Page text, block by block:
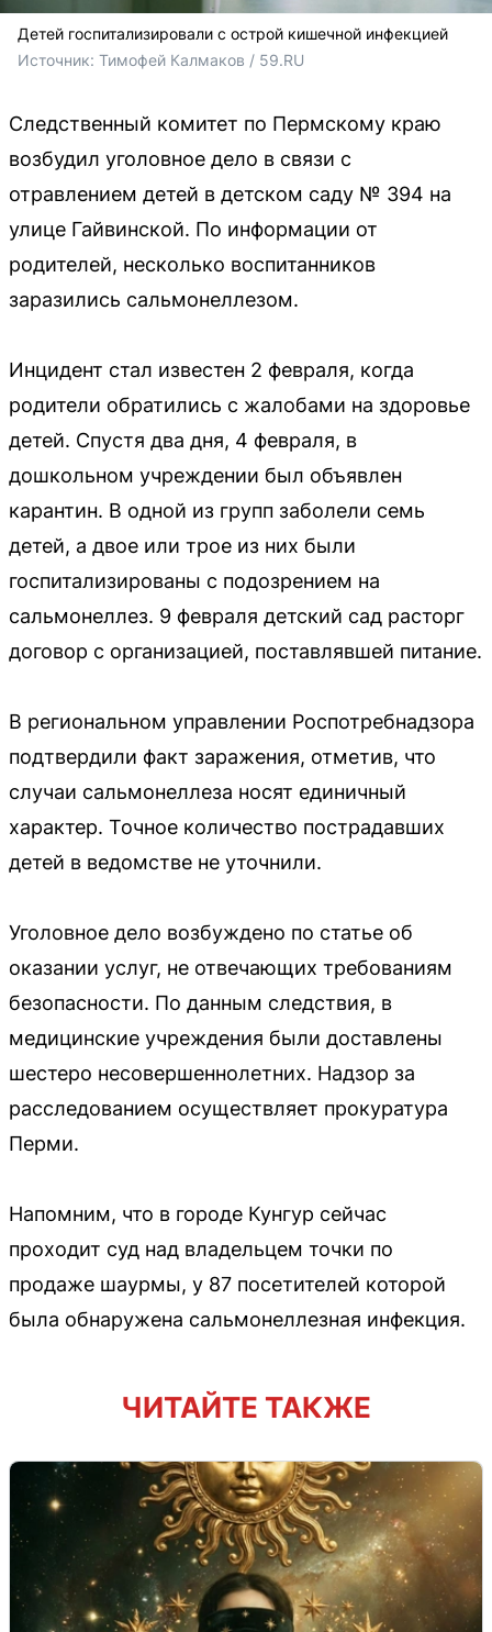
Детей госпитализировали с острой кишечной инфекцией
Источник: Тимофей Калмаков / 59.RU
Следственный комитет по Пермскому краю
возбудил уголовное дело в связи с
отравлением детей в детском саду № 394 на
улице Гайвинской. По информации от
родителей, несколько воспитанников
заразились сальмонеллезом.
Инцидент стал известен 2 февраля, когда
родители обратились с жалобами на здоровье
детей. Спустя два дня, 4 февраля, в
дошкольном учреждении был объявлен
карантин. В одной из групп заболели семь
детей, а двое или трое из них были
госпитализированы с подозрением на
сальмонеллез. 9 февраля детский сад расторг
договор с организацией, поставлявшей питание.
В региональном управлении Роспотребнадзора
подтвердили факт заражения, отметив, что
случаи сальмонеллеза носят единичный
характер. Точное количество пострадавших
детей в ведомстве не уточнили.
Уголовное дело возбуждено по статье об
оказании услуг, не отвечающих требованиям
безопасности. По данным следствия, в
медицинские учреждения были доставлены
шестеро несовершеннолетних. Надзор за
расследованием осуществляет прокуратура
Перми.
Напомним, что в городе Кунгур сейчас
проходит суд над владельцем точки по
продаже шаурмы, у 87 посетителей которой
была обнаружена сальмонеллезная инфекция.
ЧИТАЙТЕ ТАКЖЕ